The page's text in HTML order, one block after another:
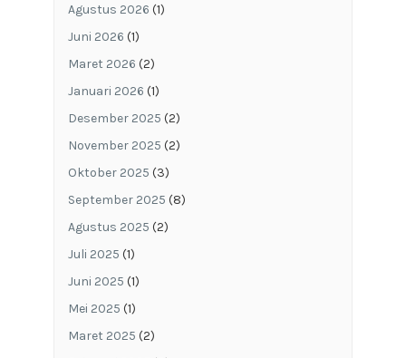
Agustus 2026 (1)
Juni 2026 (1)
Maret 2026 (2)
Januari 2026 (1)
Desember 2025 (2)
November 2025 (2)
Oktober 2025 (3)
September 2025 (8)
Agustus 2025 (2)
Juli 2025 (1)
Juni 2025 (1)
Mei 2025 (1)
Maret 2025 (2)